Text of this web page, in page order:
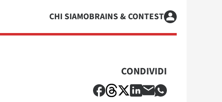
CHI SIAMOBRAINS & CONTEST
CONDIVIDI